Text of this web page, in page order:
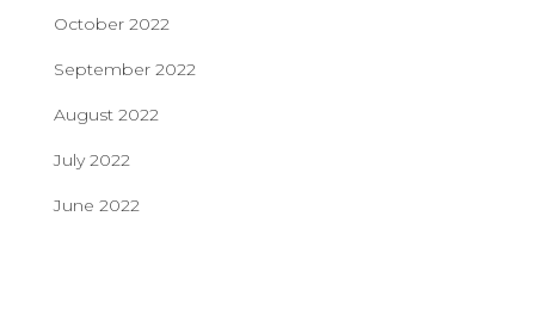
October 2022
September 2022
August 2022
July 2022
June 2022